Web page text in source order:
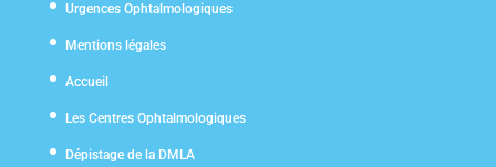
Urgences Ophtalmologiques
Mentions légales
Accueil
Les Centres Ophtalmologiques
Dépistage de la DMLA